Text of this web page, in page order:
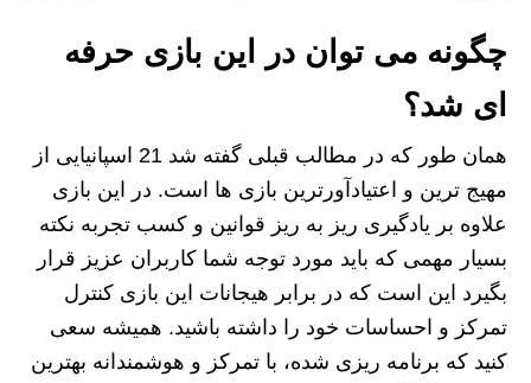
چگونه می توان در این بازی حرفه
ای شد؟
همان طور که در مطالب قبلی گفته شد 21 اسپانیایی از
مهیج ترین و اعتیادآورترین بازی ها است. در این بازی
علاوه بر یادگیری ریز به ریز قوانین و کسب تجربه نکته
بسیار مهمی که باید مورد توجه شما کاربران عزیز قرار
بگیرد این است که در برابر هیجانات این بازی کنترل
تمرکز و احساسات خود را داشته باشید. همیشه سعی
کنید که برنامه ریزی شده، با تمرکز و هوشمندانه بهترین